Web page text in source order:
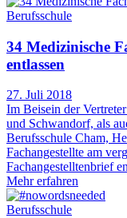
Berufsschule
34 Medizinische
entlassen
27. Juli 2018
Im Beisein der
und Schwandorf, als
Berufsschule Cham,
Fachangestellte am
Fachangestelltenbrief
Mehr erfahren
Berufsschule